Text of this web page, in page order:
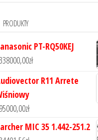
PRODUKTY
PT-RQ50KEJ
zł
R11 Arrete
zł
MIC 35 1.442-251.2